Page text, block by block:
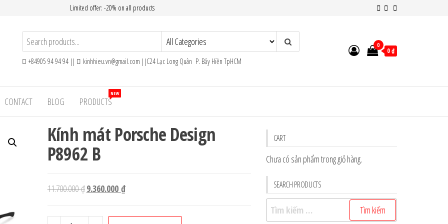
Limited offer: -20% on all products
+84905 94 94 94 || kinhhieu.vn@gmail.com ||C24 Lạc Long Quân P. Bảy Hiền TpHCM
0
0 ₫
CONTACT BLOG PRODUCTS
NEW
Kính mát Porsche Design
P8962 B
11.700.000₫Giá
là:
9.360.000 ₫Giá
tại
CART
Chưa có sản phẩm trong giỏ hàng.
SEARCH PRODUCTS
Tìm
kiếm